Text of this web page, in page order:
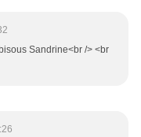
Sandrine<br /> <br